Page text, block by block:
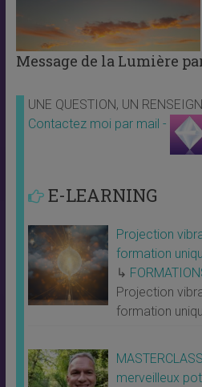
Message de la Lumière
UNE QUESTION, UN
Contactez moi par mail -
E-LEARNING
Projection
formation
↳
Projection
formation
merveilleux